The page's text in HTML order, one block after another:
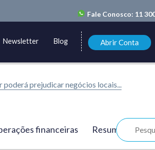
Fale Conosco: 11
Newsletter Blog Abrir Conta
poderá prejudicar negócios locais...
financeiras
Resumo